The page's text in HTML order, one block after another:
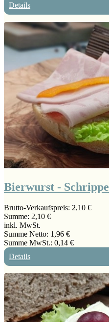
Details
Bierwurst - Schrippe
Brutto-Verkaufspreis: 2,10 €
Summe: 2,10 €
inkl. MwSt.
Summe Netto: 1,96 €
Summe MwSt.: 0,14 €
Details